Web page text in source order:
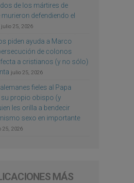
de los mártires de
murieron defendiendo el
julio 25, 2026
piden ayuda a Marco
de colonos
a cristianos (y no sólo)
julio 25, 2026
fieles al Papa
propio obispo (y
les orilla a bendecir
sexo en importante
25, 2026
MÁS